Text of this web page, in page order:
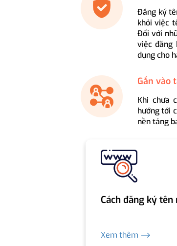
Đăng ký
khỏi việc
Đối với
việc đăng
dụng cho
Gắn vào
Khi chưa
hướng tới
nền tảng
Cách đăng ký tên
Xem thêm ⟶